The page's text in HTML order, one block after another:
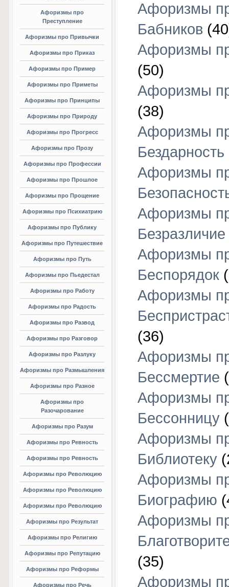
Афоризмы про
Преступление
Афоризмы про Привычки
Афоризмы про Приказ
Афоризмы про Пример
Афоризмы про Приметы
Афоризмы про Принципы
Афоризмы про Природу
Афоризмы про Прогресс
Афоризмы про Прозу
Афоризмы про Профессии
Афоризмы про Прошлое
Афоризмы про Прощение
Афоризмы про Психиатрию
Афоризмы про Публику
Афоризмы про Путешествие
Афоризмы про Путь
Афоризмы про Пьедестал
Афоризмы про Работу
Афоризмы про Радость
Афоризмы про Развод
Афоризмы про Разговор
Афоризмы про Разлуку
Афоризмы про Размышления
Афоризмы про Разное
Афоризмы про
Разочарование
Афоризмы про Разум
Афоризмы про Ревность
Афоризмы про Ревность
Афоризмы про Революцию
Афоризмы про Революцию
Афоризмы про Революцию
Афоризмы про Результат
Афоризмы про Религию
Афоризмы про Репутацию
Афоризмы про Реформы
Афоризмы про Речь
Афоризмы
Бабников
Афоризмы
(50)
Афоризмы
(38)
Афоризмы
Бездарность
Афоризмы
Афоризмы
Безразличие
Афоризмы
Беспорядок
Афоризмы
(36)
Афоризмы
Бессмертие
Афоризмы
Бессонницу
Афоризмы
Библиотеку
Афоризмы
Биографию
Афоризмы
(35)
Афоризмы